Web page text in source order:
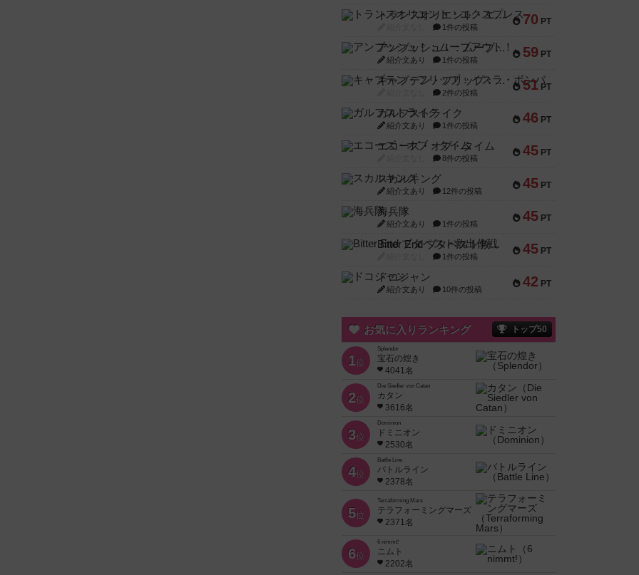
70 PT
トランスオリエント・エクスプレス
1件の投稿
59 PT
アンブッシュ！：ムーブアウト！
紹介文あり 1件の投稿
51 PT
キャプテン・フリップ：イスラ・ボンバ
2件の投稿
46 PT
ガルフストライク
紹介文あり 1件の投稿
45 PT
エコーズ・オブ・タイム
8件の投稿
45 PT
スカルキング
紹介文あり 12件の投稿
45 PT
海兵隊
紹介文あり 1件の投稿
45 PT
Bitter End ブタペスト救出作戦
1件の投稿
42 PT
ドコジャン
紹介文あり 10件の投稿
お気に入りランキング トップ50
1位
Splendor
宝石の煌き
4041名
2位
Die Siedler von Catan
カタン
3616名
3位
Dominion
ドミニオン
2530名
4位
Battle Line
バトルライン
2378名
5位
Terraforming Mars
テラフォーミングマーズ
2371名
6位
6 nimmt!
ニムト
2202名